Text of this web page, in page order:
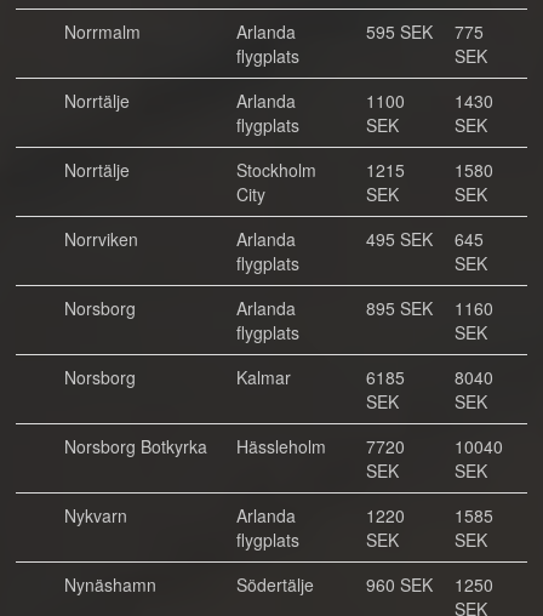
Norrmalm
Arlanda
flygplats
595 SEK
775
SEK
Norrtälje
Arlanda
flygplats
1100
SEK
1430
SEK
Norrtälje
Stockholm
City
1215
SEK
1580
SEK
Norrviken
Arlanda
flygplats
495 SEK
645
SEK
Norsborg
Arlanda
flygplats
895 SEK
1160
SEK
Norsborg
Kalmar
6185
SEK
8040
SEK
Norsborg Botkyrka
Hässleholm
7720
SEK
10040
SEK
Nykvarn
Arlanda
flygplats
1220
SEK
1585
SEK
Nynäshamn
Södertälje 960 SEK
1250
SEK